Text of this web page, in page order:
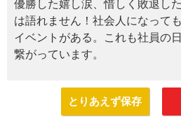
優勝した嬉し涙、惜しく敗退し
は語れません！社会人になって
イベントがある。これも社員の
繋がっています。
とりあえず保存